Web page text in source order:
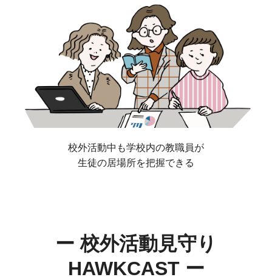
校外活動中も学校内の教職員が
生徒の居場所を把握できる
ー 校外活動見守り
HAWKCAST ー